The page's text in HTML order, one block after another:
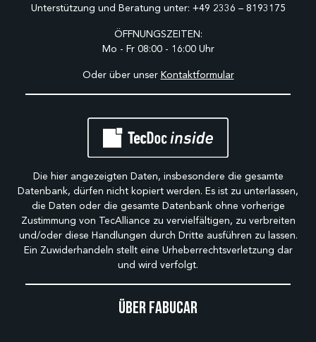
Über Fabucar
Unterstützung und Beratung unter: +49 2336 – 8193175
ÖFFNUNGSZEITEN:
Mo - Fr 08:00 - 16:00 Uhr
Oder über unser Kontaktformular
Die hier angezeigten Daten, insbesondere die gesamte
Datenbank, dürfen nicht kopiert werden. Es ist zu unterlassen,
die Daten oder die gesamte Datenbank ohne vorherige
Zustimmung von TecAlliance zu vervielfältigen, zu verbreiten
und/oder diese Handlungen durch Dritte ausführen zu lassen.
Ein Zuwiderhandeln stellt eine Urheberrechtsverletzung dar
und wird verfolgt.